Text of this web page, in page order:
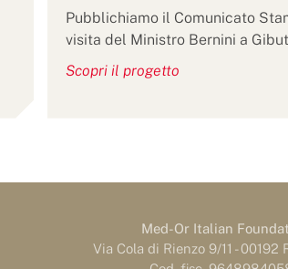
Pubblichiamo il Comunicato
visita del Ministro Bernini a
Scopri il progetto
Med-Or Italian
Via Cola di Rienzo 9/11 - 00192